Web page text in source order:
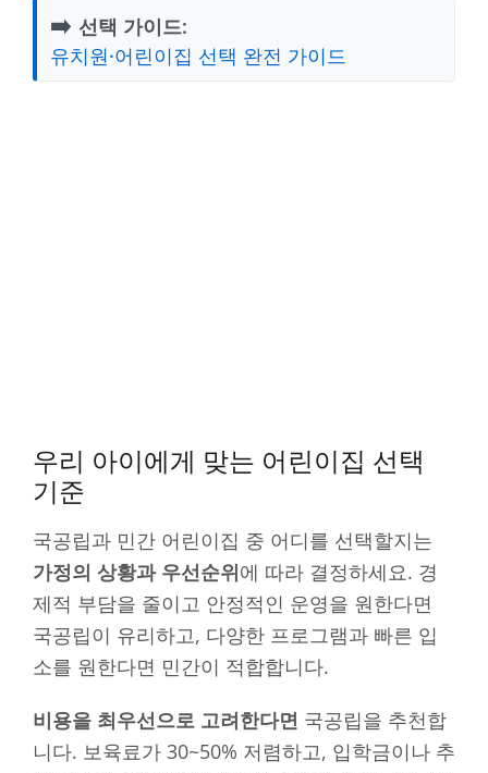
➡️ 선택 가이드:
유치원·어린이집 선택 완전 가이드
우리 아이에게 맞는 어린이집 선택
기준
국공립과 민간 어린이집 중 어디를 선택할지는
가정의 상황과 우선순위에 따라 결정하세요. 경
제적 부담을 줄이고 안정적인 운영을 원한다면
국공립이 유리하고, 다양한 프로그램과 빠른 입
소를 원한다면 민간이 적합합니다.
비용을 최우선으로 고려한다면 국공립을 추천합
니다. 보육료가 30~50% 저렴하고, 입학금이나 추